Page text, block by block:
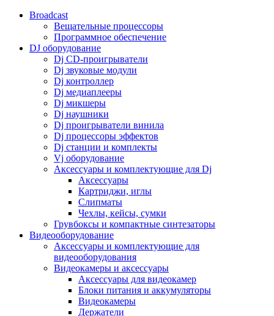
Broadcast
Вещательные процессоры
Программное обеспечение
DJ оборудование
Dj CD-проигрыватели
Dj звуковые модули
Dj контроллер
Dj медиаплееры
Dj микшеры
Dj наушники
Dj проигрыватели винила
Dj процессоры эффектов
Dj станции и комплекты
Vj оборудование
Аксессуары и комплектующие для Dj
Аксессуары
Картриджи, иглы
Слипматы
Чехлы, кейсы, сумки
Грувбоксы и компактные синтезаторы
Видеооборудование
Аксессуары и комплектующие для
видеооборудования
Видеокамеры и аксессуары
Аксессуары для видеокамер
Блоки питания и аккумуляторы
Видеокамеры
Держатели